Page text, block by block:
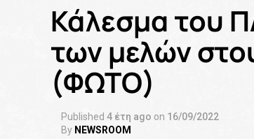
Κάλεσμα του
των μελών
(ΦΩΤΟ)
Published 4 έτη ago on 16/09/2022
By NEWSROOM